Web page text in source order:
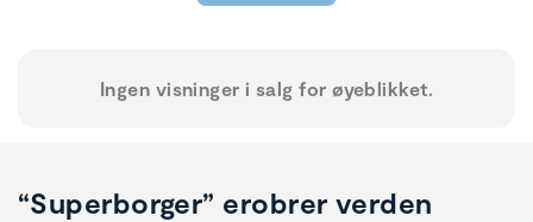
Ingen visninger i salg for øyeblikket.
“Superborger” erobrer verden